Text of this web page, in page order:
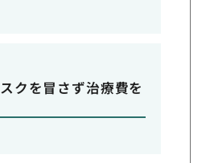
クを冒さず治療費を